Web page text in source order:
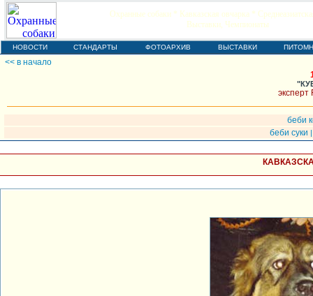
Охранные собаки * Кавказская овчарка *
Выставки, Чемпионаты
НОВОСТИ СТАНДАРТЫ ФОТОАРХИВ ВЫСТАВКИ
<< в начало
беби
беби суки